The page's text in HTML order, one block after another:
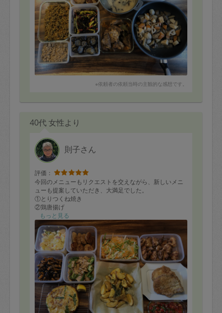
⑨筑前煮
⑩ほうれん草の胡麻和え
今回も素敵なお料理をご馳走様でした！
大人用に作ってもらった、ごぼうのドライカレーは、ス
パイスの香りが食欲をそそる絶品でした！
いつも、ありがとうございます。
※依頼者の依頼当時の主観的な感想です。
40代 女性より
則子さん
評価：
今回のメニューもリクエストを交えながら、新しいメニ
ューも提案していただき、大満足でした。
①とりつくね焼き
②鶏唐揚げ
③ミラノ風カツレツ
トマトソース
④ローストポーク
⑤鮭の南蛮酢
⑥ポテトサラダ
⑦エリンギ、ピーマン
豚バラ肉の炒めもの
⑧スパニッシュオムレツ
⑨ひじきの煮物
⑩ポテトフライ
調理はコツなども教えていただけたりするので、本当に
ありがたいです。
もっと見る